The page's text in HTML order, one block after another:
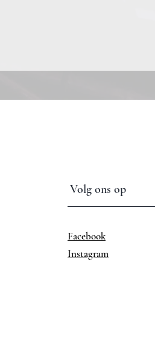
Volg ons op
Facebook
Instagram